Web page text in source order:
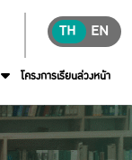
EN
TH
โครงการเรียนล่วงหน้า